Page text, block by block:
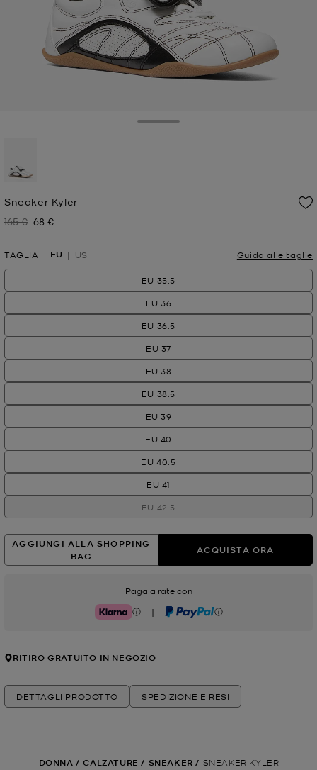
Sneaker Kyler
Prezzo iniziale
165 € Prezzo attuale
68 €
TAGLIA EU US Guida alle taglie
EU 35.5
EU 36
EU 36.5
EU 37
EU 38
EU 38.5
EU 39
EU 40
EU 40.5
EU 41
EU 42.5
AGGIUNGI ALLA SHOPPING
BAG
ACQUISTA ORA
Paga a rate con
Klarna | PayPal
RITIRO GRATUITO IN NEGOZIO
DETTAGLI PRODOTTO SPEDIZIONE E RESI
DONNA / CALZATURE / SNEAKER / SNEAKER KYLER